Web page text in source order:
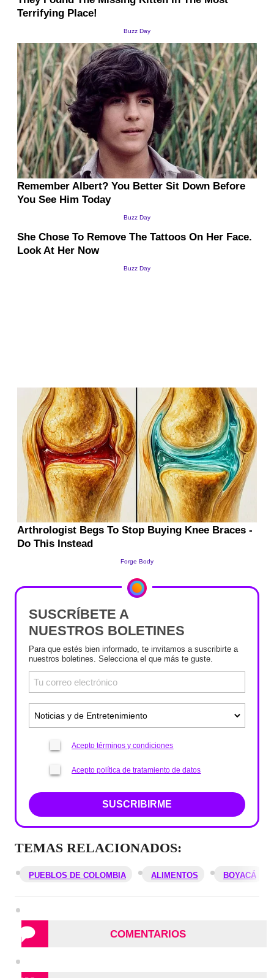
SUSCRÍBETE A
NUESTROS BOLETINES
Para que estés bien informado, te invitamos a suscribirte a
nuestros boletines. Selecciona el que más te guste.
Acepto términos y condiciones
Acepto política de tratamiento de datos
SUSCRIBIRME
TEMAS RELACIONADOS:
PUEBLOS DE COLOMBIA ALIMENTOS BOYACÁ
COMENTARIOS